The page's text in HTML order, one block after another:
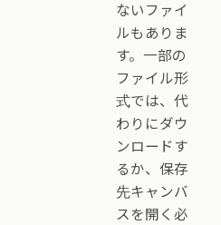
ないファイ
ルもありま
す。一部の
ファイル形
式では、代
わりにダウ
ンロードす
るか、保存
先キャンバ
スを開く必